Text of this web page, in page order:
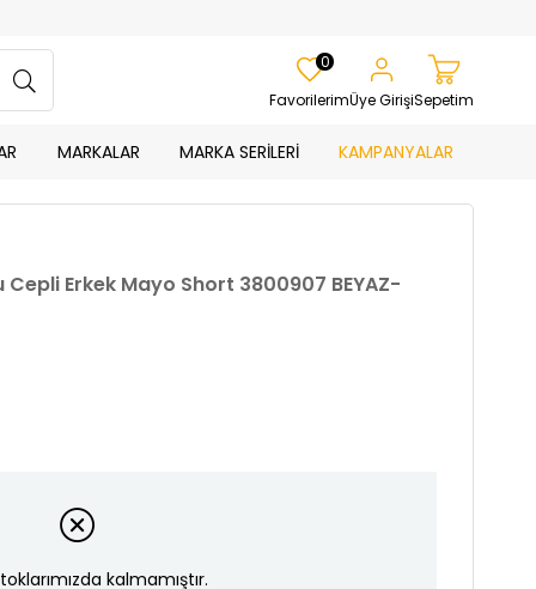
Favorilerim
0
Üye GirişiSepetim
MARKALAR MARKA SERİLERİ KAMPANYALAR
Erkek Mayo Short 3800907 BEYAZ-
kalmamıştır.